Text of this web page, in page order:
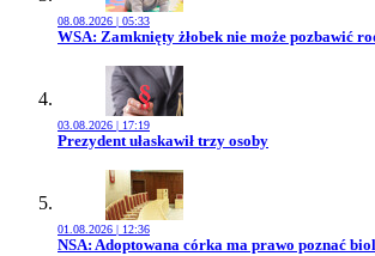
08.08.2026 | 05:33
Przejdź do artykułu:
WSA: Zamknięty żłobek nie może pozbawić
03.08.2026 | 17:19
Przejdź do artykułu:
Prezydent ułaskawił trzy osoby
01.08.2026 | 12:36
Przejdź do artykułu:
NSA: Adoptowana córka ma prawo poznać